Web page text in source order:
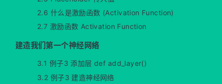
2.6 什么是激励函数 (Activation Function)
2.7 激励函数 Activation Function
建造我们第一个神经网络
3.1 例子3 添加层 def add_layer()
3.2 例子3 建造神经网络